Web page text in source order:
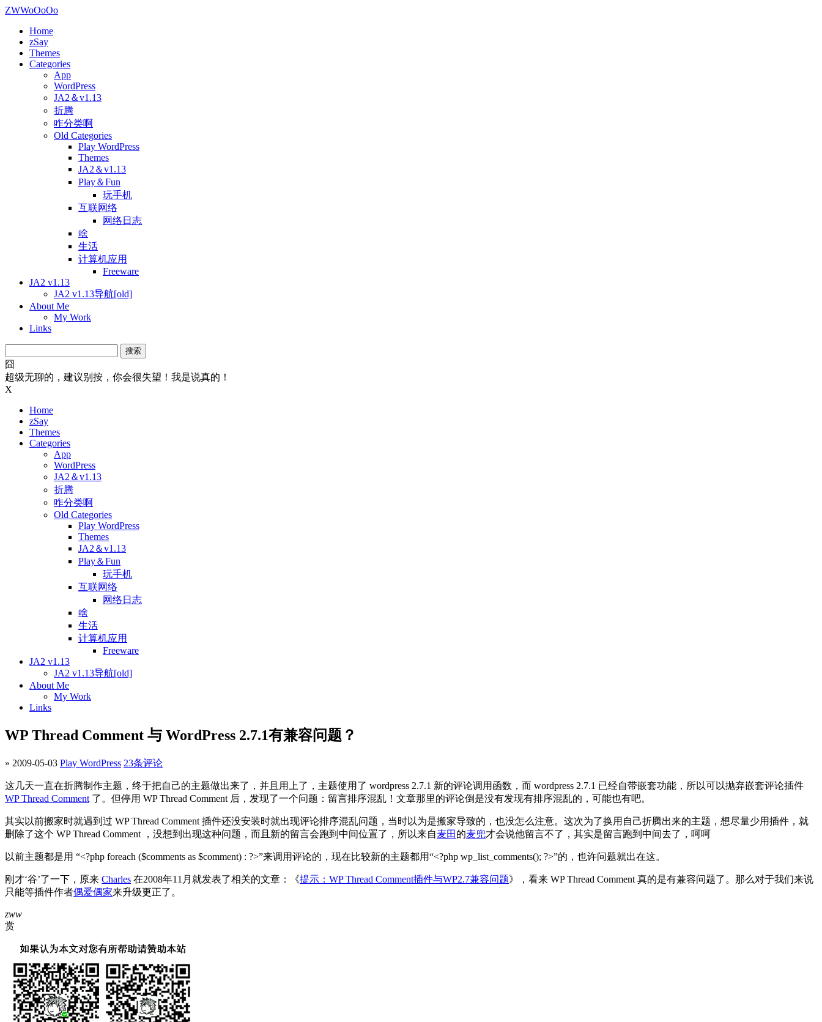
ZWWoOoOo
Home
zSay
Themes
Categories
App
WordPress
JA2＆v1.13
折腾
咋分类啊
Old Categories
Play WordPress
Themes
JA2＆v1.13
Play＆Fun
玩手机
互联网络
网络日志
啥
生活
计算机应用
Freeware
JA2 v1.13
JA2 v1.13导航[old]
About Me
My Work
Links
索：
囧
超级无聊的，建议别按，你会很失望！我是说真的！
X
Home
zSay
Themes
Categories
App
WordPress
JA2＆v1.13
折腾
咋分类啊
Old Categories
Play WordPress
Themes
JA2＆v1.13
Play＆Fun
玩手机
互联网络
网络日志
啥
生活
计算机应用
Freeware
JA2 v1.13
JA2 v1.13导航[old]
About Me
My Work
Links
WP Thread Comment 与 WordPress 2.7.1有兼容问题？
» 2009-05-03 Play WordPress 23条评论
这几天一直在折腾制作主题，终于把自己的主题做出来了，并且用上了，主题使用了 wordpress 2.7.1 新的评论调用函数，而 wordpress 2.7.1 已经自带嵌套功能，所以可以抛弃嵌套评论插件
WP Thread Comment 了。但停用 WP Thread Comment 后，发现了一个问题：留言排序混乱！文章那里的评论倒是没有发现有排序混乱的，可能也有吧。
其实以前搬家时就遇到过 WP Thread Comment 插件还没安装时就出现评论排序混乱问题，当时以为是搬家导致的，也没怎么注意。这次为了换用自己折腾出来的主题，想尽量少用插件，就
删除了这个 WP Thread Comment ，没想到出现这种问题，而且新的留言会跑到中间位置了，所以来自麦田 的麦兜才会说他留言不了，其实是留言跑到中间去了，呵呵
以前主题都是用 “<?php foreach ($comments as $comment) : ?>”来调用评论的，现在比较新的主题都用“<?php wp_list_comments(); ?>”的，也许问题就出在这。
刚才‘谷’了一下，原来 Charles 在2008年11月就发表了相关的文章：《提示：WP Thread Comment插件与WP2.7兼容问题》，看来 WP Thread Comment 真的是有兼容问题了。那么对于我们来说
只能等插件作者偶爱偶家来升级更正了。
zww
赏